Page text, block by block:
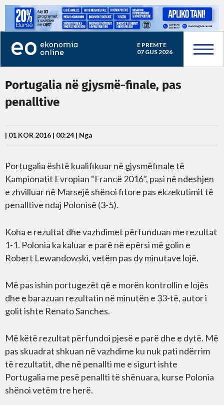
E PREMTE
07 GUS 2026
Portugalia në gjysmë-finale, pas
penalltive
| 01 KOR 2016 | 00:24 | Nga
Portugalia është kualifikuar në gjysmëfinale të
Kampionatit Evropian “Francë 2016”, pasi në ndeshjen
e zhvilluar në Marsejë shënoi fitore pas ekzekutimit të
penalltive ndaj Polonisë (3-5).
Koha e rezultat dhe vazhdimet përfunduan me rezultat
1-1. Polonia ka kaluar e parë në epërsi më golin e
Robert Lewandowski, vetëm pas dy minutave lojë.
Më pas ishin portugezët që e morën kontrollin e lojës
dhe e barazuan rezultatin në minutën e 33-të, autor i
golit ishte Renato Sanches.
Më këtë rezultat përfundoi pjesë e parë dhe e dytë. Më
pas skuadrat shkuan në vazhdime ku nuk pati ndërrim
të rezultatit, dhe në penallti me e sigurt ishte
Portugalia me pesë penallti të shënuara, kurse Polonia
shënoi vetëm tre herë.